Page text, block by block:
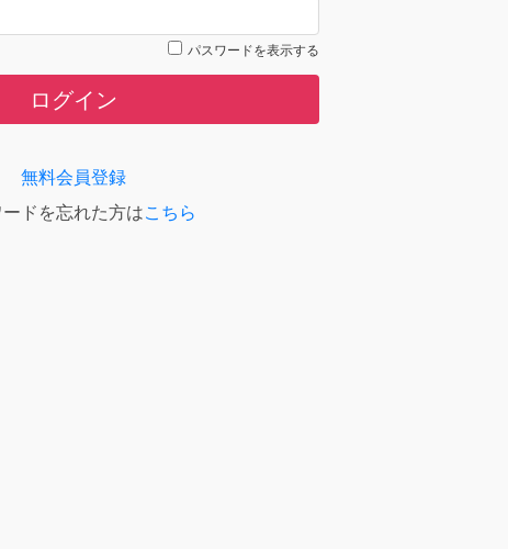
パスワードを表示する
ログイン
無料会員登録
ドを忘れた方はこちら